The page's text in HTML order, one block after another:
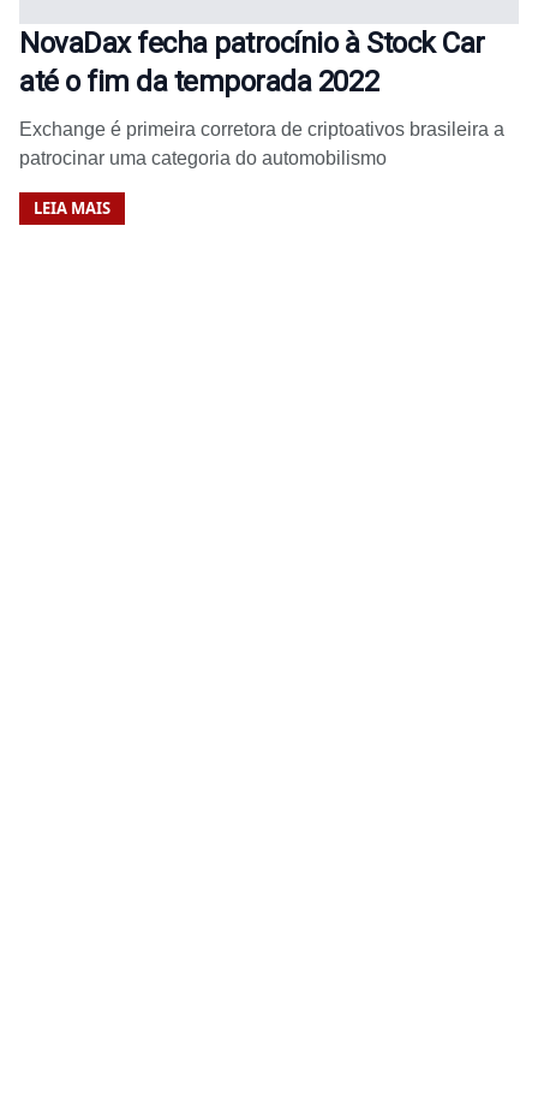
NovaDax fecha patrocínio à Stock Car
até o fim da temporada 2022
Exchange é primeira corretora de criptoativos brasileira a
patrocinar uma categoria do automobilismo
LEIA MAIS